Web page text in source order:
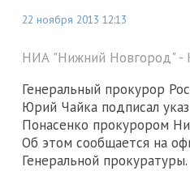
22 ноября 2013 12:13
НИА "Нижний Новгород" -
Генеральный прокурор
Юрий Чайка подписал
Понасенко прокурором
Об этом сообщается на
Генеральной прокуратуры.